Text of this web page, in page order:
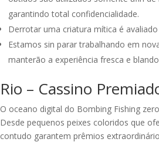
garantindo total confidencialidade.
Derrotar uma criatura mítica é
Estamos sin parar trabalhando em
manterão a experiência fresca e
Rio – Cassino
O oceano digital do Bombing Fishing
Desde pequenos peixes coloridos que
contudo garantem prêmios